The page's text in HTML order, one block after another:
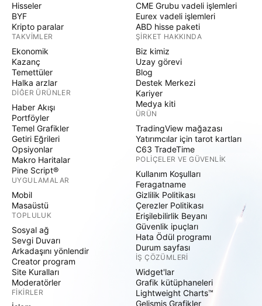
Hisseler
BYF
Kripto paralar
TAKVIMLER
Ekonomik
Kazanç
Temettüler
Halka arzlar
DIĞER ÜRÜNLER
Haber Akışı
Portföyler
Temel Grafikler
Getiri Eğrileri
Opsiyonlar
Makro Haritalar
Pine Script®
UYGULAMALAR
Mobil
Masaüstü
TOPLULUK
Sosyal ağ
Sevgi Duvarı
Arkadaşını yönlendir
Creator program
Site Kuralları
Moderatörler
FIKIRLER
CME Grubu vadeli işlemleri
Eurex vadeli işlemleri
ABD hisse paketi
ŞIRKET HAKKINDA
Biz kimiz
Uzay görevi
Blog
Destek Merkezi
Kariyer
Medya kiti
ÜRÜN
TradingView mağazası
Yatırımcılar için tarot kartları
C63 TradeTime
POLIÇELER VE GÜVENLIK
Kullanım Koşulları
Feragatname
Gizlilik Politikası
Çerezler Politikası
Erişilebilirlik Beyanı
Güvenlik ipuçları
Hata Ödül programı
Durum sayfası
İŞ ÇÖZÜMLERI
Widget'lar
Grafik kütüphaneleri
Lightweight Charts™
Gelişmiş Grafikler